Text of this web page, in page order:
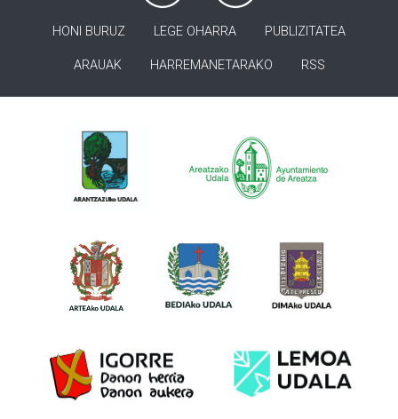
HONI BURUZ LEGE OHARRA PUBLIZITATEA
ARAUAK HARREMANETARAKO RSS